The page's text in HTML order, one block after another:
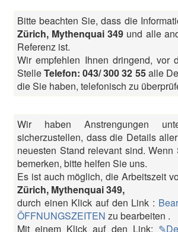
Bitte beachten Sie, dass die
Zürich, Mythenquai 349 und alle
Referenz ist.
Wir empfehlen Ihnen dringend, vor
StelleTelefon: 043/ 300 32 55alle
die Sie haben, telefonisch zu
Wir haben Anstrengungen
sicherzustellen, dass die Details
neuesten Stand relevant sind.
bemerken, bitte helfen Sie uns.
Es ist auch möglich, die Arbeitszeit
Zürich, Mythenquai 349,
durch einen Klick auf den Link :
ÖFFNUNGSZEITEN zu bearbeiten .
Mit einem Klick auf den Link: